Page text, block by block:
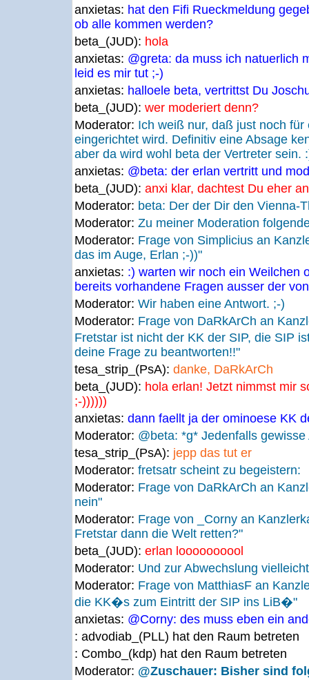
anxietas: hat den Fifi Rueckmeldung
ob alle kommen werden?
beta_(JUD): hola
anxietas: @greta: da muss ich natuerlich
leid es mir tut ;-)
anxietas: halloele beta, vertrittst Du
beta_(JUD): wer moderiert denn?
Moderator: Ich weiß nur, daß just noch
eingerichtet wird. Definitiv eine Absage
aber da wird wohl beta der Vertreter sein.
anxietas: @beta: der erlan vertritt und
beta_(JUD): anxi klar, dachtest Du eher
Moderator: beta: Der der Dir den Vienna-
Moderator: Zu meiner Moderation
Moderator: Frage von Simplicius an
das im Auge, Erlan ;-))"
anxietas: :) warten wir noch ein Weilchen
bereits vorhandene Fragen ausser der
Moderator: Wir haben eine Antwort. ;-)
Moderator: Frage von DaRkArCh an
Fretstar ist nicht der KK der SIP, die SIP
deine Frage zu beantworten!!"
tesa_strip_(PsA): danke, DaRkArCh
beta_(JUD): hola erlan! Jetzt nimmst mir
;-))))))
anxietas: dann faellt ja der ominoese KK
Moderator: @beta: *g* Jedenfalls
tesa_strip_(PsA): jepp das tut er
Moderator: fretsatr scheint zu begeistern:
Moderator: Frage von DaRkArCh an
nein"
Moderator: Frage von _Corny an
Fretstar dann die Welt retten?"
beta_(JUD): erlan loooooooool
Moderator: Und zur Abwechslung
Moderator: Frage von MatthiasF an
die KK�s zum Eintritt der SIP ins LiB�"
anxietas: @Corny: des muss eben ein
: advodiab_(PLL) hat den Raum betreten
: Combo_(kdp) hat den Raum betreten
Moderator: @Zuschauer: Bisher sind